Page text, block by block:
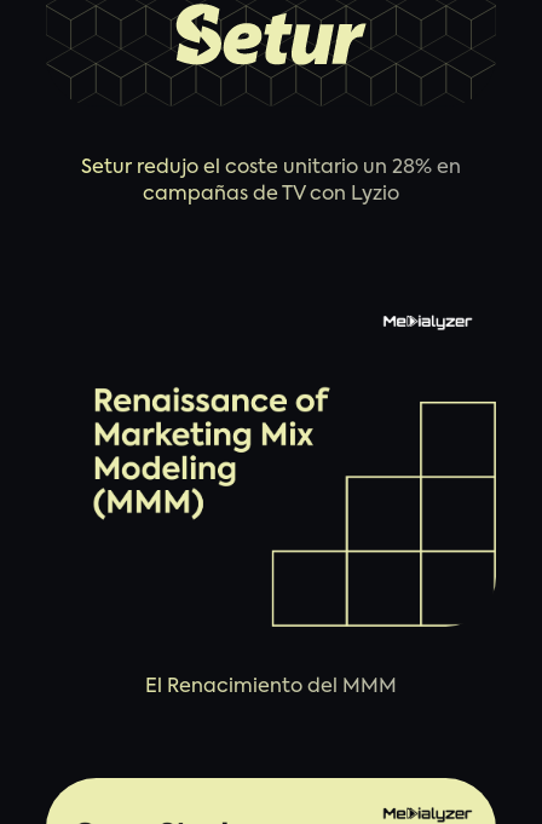
Setur redujo el coste unitario un 28% en
campañas de TV con Lyzio
El Renacimiento del MMM